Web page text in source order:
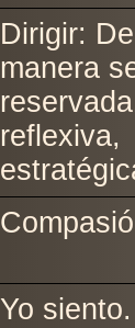
Dirigir:
manera
reflexiva,
Yo siento.